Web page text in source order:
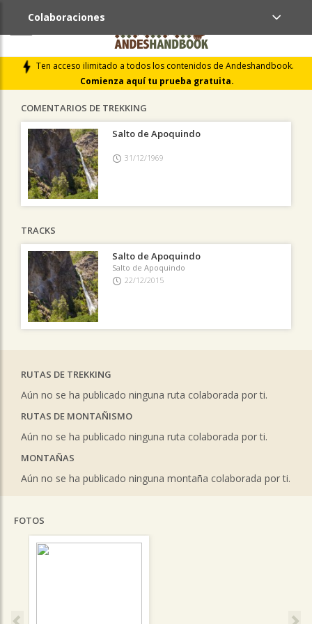
Ten acceso ilimitado a todos los contenidos de Andeshandbook.
Comienza aquí tu prueba gratuita.
Colaboraciones
ÚLTIMAS COLABORACIONES PUBLICADAS
LIBROS DE CUMBRES
COMENTARIOS DE TREKKING
Salto de Apoquindo
31/12/1969
TRACKS
Salto de Apoquindo
Salto de Apoquindo
22/12/2015
RUTAS DE TREKKING
Aún no se ha publicado ninguna ruta colaborada por ti.
RUTAS DE MONTAÑISMO
Aún no se ha publicado ninguna ruta colaborada por ti.
MONTAÑAS
Aún no se ha publicado ninguna montaña colaborada por ti.
FOTOS
Previous